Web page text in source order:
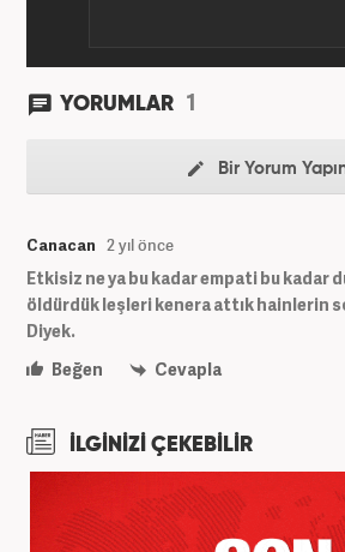
YORUMLAR 1
Bir Yorum
Canacan 2 yıl önce
Etkisiz ne ya bu kadar empati bu kadar
öldürdük leşleri kenera attık hainlerin
Diyek.
Beğen
Cevapla
İLGİNİZİ ÇEKEBİLİR